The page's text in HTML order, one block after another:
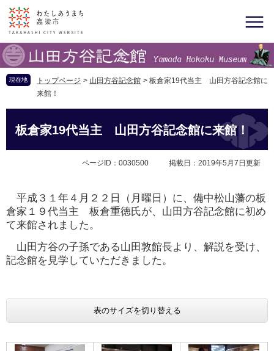
現在地 トップページ > 山田方谷記念館 > 板倉家19代当主 山田方谷記念館に
来館！
板倉家19代当主 山田方谷記念館に来館！
ページID：0030500 掲載日：2019年5月7日更新
平成３１年４月２２日（月曜日）に、備中松山藩の板
倉家１９代当主 板倉重徳氏が、山田方谷記念館に初め
て来館されました。
山田方谷の子孫である山田敦館長より、解説を受け、
記念館を見学していただきました。
表のサイズを切り替える